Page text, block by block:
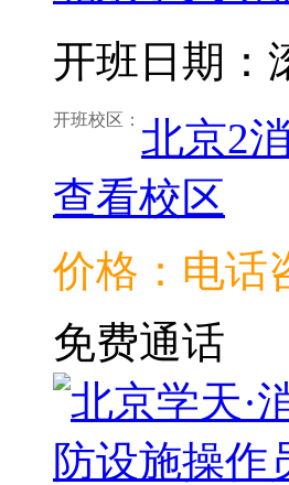
开班日期：
开班校区： 北京2
查看校区
价格：电话
免费通话